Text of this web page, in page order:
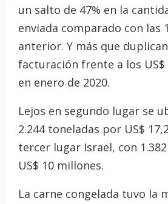
un salto de 47% en la
enviada comparado con las
anterior. Y más que
facturación frente a los US$
en enero de 2020.
Lejos en segundo lugar se
2.244 toneladas por US$
tercer lugar Israel, con
US$ 10 millones.
La carne congelada tuvo la